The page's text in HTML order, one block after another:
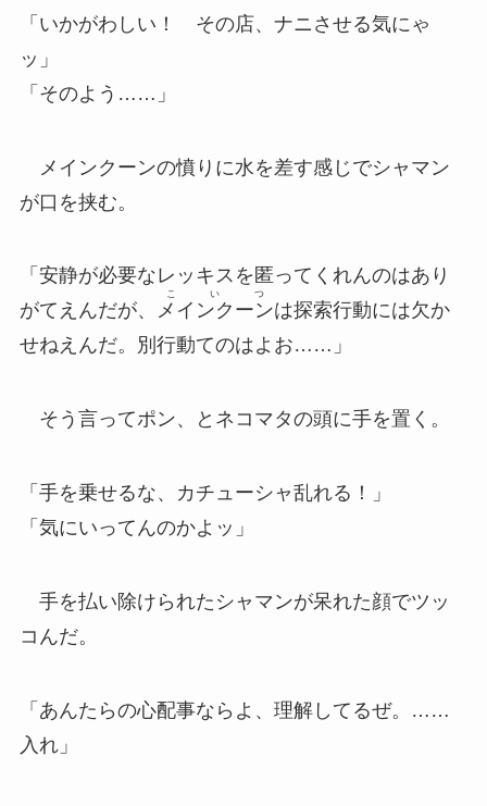
「いかがわしい！ その店、ナニさせる気にゃ
ッ」
「そのよう……」
メインクーンの憤りに水を差す感じでシャマン
が口を挟む。
「安静が必要なレッキスを匿ってくれんのはあり
がてえんだが、
メインクーン
こいつ
は探索行動には欠か
せねえんだ。別行動てのはよお……」
そう言ってポン、とネコマタの頭に手を置く。
「手を乗せるな、カチューシャ乱れる！」
「気にいってんのかよッ」
手を払い除けられたシャマンが呆れた顔でツッ
コんだ。
「あんたらの心配事ならよ、理解してるぜ。……
入れ」